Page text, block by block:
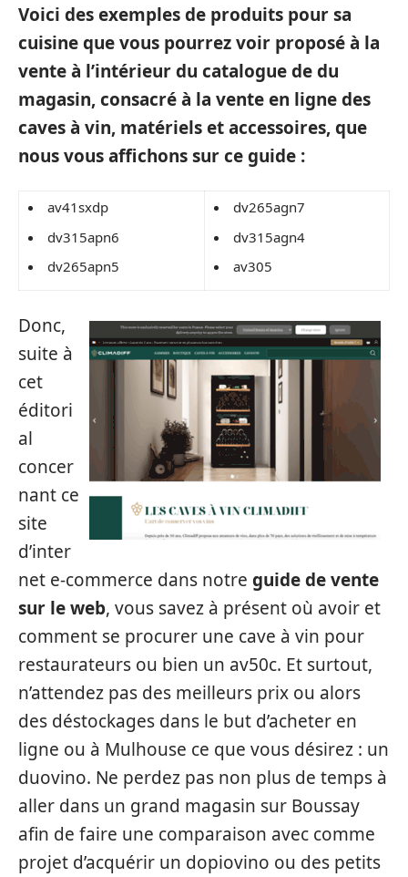
Voici des exemples de produits pour sa
cuisine que vous pourrez voir proposé à la
vente à l’intérieur du catalogue de du
magasin, consacré à la vente en ligne des
caves à vin, matériels et accessoires, que
nous vous affichons sur ce guide :
av41sxdp
dv315apn6
dv265apn5
dv265agn7
dv315agn4
av305
Donc,
suite à
cet
éditori
al
concer
nant ce
site
d’inter
net e-commerce dans notre guide de vente
sur le web, vous savez à présent où avoir et
comment se procurer une cave à vin pour
restaurateurs ou bien un av50c. Et surtout,
n’attendez pas des meilleurs prix ou alors
des déstockages dans le but d’acheter en
ligne ou à Mulhouse ce que vous désirez : un
duovino. Ne perdez pas non plus de temps à
aller dans un grand magasin sur Boussay
afin de faire une comparaison avec comme
projet d’acquérir un dopiovino ou des petits